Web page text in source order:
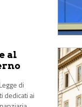
al
di
dedicati ai